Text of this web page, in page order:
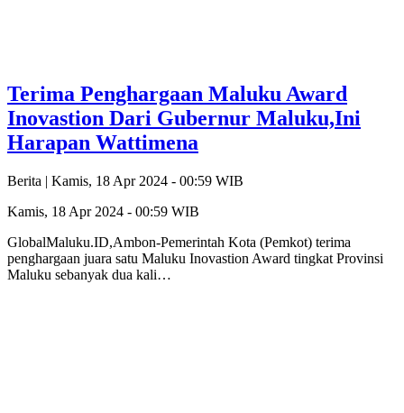
Terima Penghargaan Maluku Award
Inovastion Dari Gubernur Maluku,Ini
Harapan Wattimena
Berita | Kamis, 18 Apr 2024 - 00:59 WIB
Kamis, 18 Apr 2024 - 00:59 WIB
GlobalMaluku.ID,Ambon-Pemerintah Kota (Pemkot) terima
penghargaan juara satu Maluku Inovastion Award tingkat Provinsi
Maluku sebanyak dua kali…